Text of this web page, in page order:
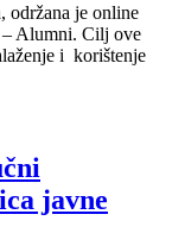
održana je online
– Alumni. Cilj ove
i korištenje
javne